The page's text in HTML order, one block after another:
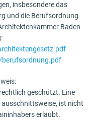
insbesondere das
und die Berufsordnung
Baden-
geschützt. Eine
ist nicht
erlaubt.